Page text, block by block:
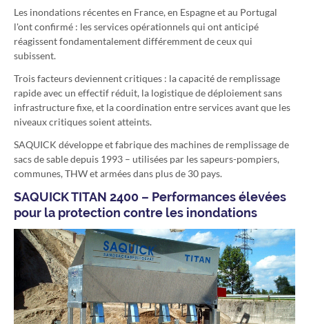
Les inondations récentes en France, en Espagne et au Portugal
l'ont confirmé : les services opérationnels qui ont anticipé
réagissent fondamentalement différemment de ceux qui
subissent.
Trois facteurs deviennent critiques : la capacité de remplissage
rapide avec un effectif réduit, la logistique de déploiement sans
infrastructure fixe, et la coordination entre services avant que les
niveaux critiques soient atteints.
SAQUICK développe et fabrique des machines de remplissage de
sacs de sable depuis 1993 – utilisées par les sapeurs-pompiers,
communes, THW et armées dans plus de 30 pays.
SAQUICK TITAN 2400 – Performances élevées
pour la protection contre les inondations